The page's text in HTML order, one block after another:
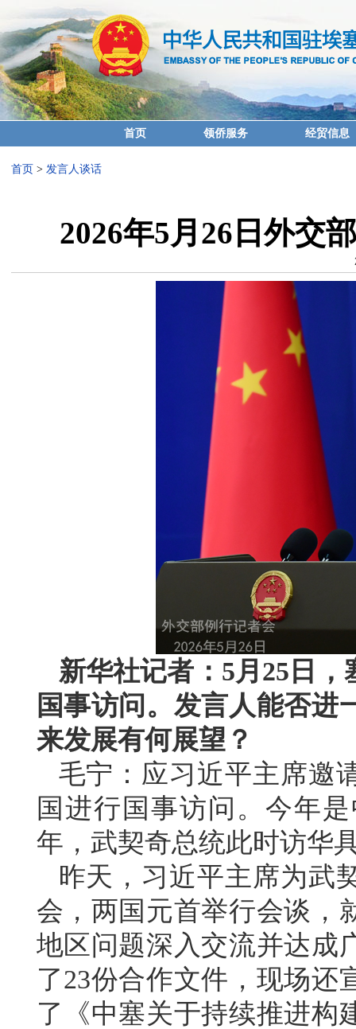
首页 领侨服务 经贸信息
首页 > 发言人谈话
2026年5月26日外交
新华社记者：5月25日
国事访问。发言人能否进
来发展有何展望？
毛宁：应习近平主席邀
国进行国事访问。今年
年，武契奇总统此时访华
昨天，习近平主席为武
会，两国元首举行会谈，
地区问题深入交流并达成
了23份合作文件，现场还
了《中塞关于持续推进构